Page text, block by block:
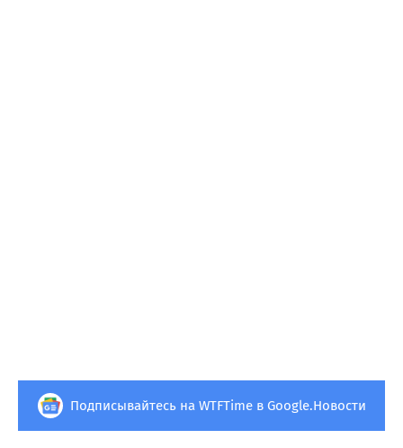
Подписывайтесь на WTFTime в Google.Новости